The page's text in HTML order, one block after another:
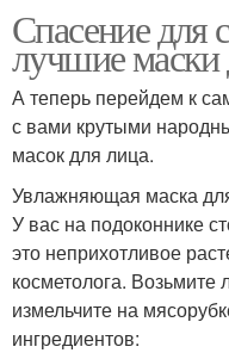
Спасение для
лучшие маски
А теперь перейдем к
с вами крутыми
масок для лица.
Увлажняющая маска
У вас на подоконнике
это неприхотливое
косметолога. Возьмите
измельчите на
ингредиентов: